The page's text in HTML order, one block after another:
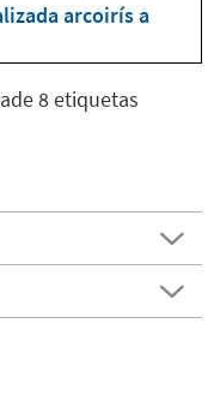
arcoirís a
8 etiquetas